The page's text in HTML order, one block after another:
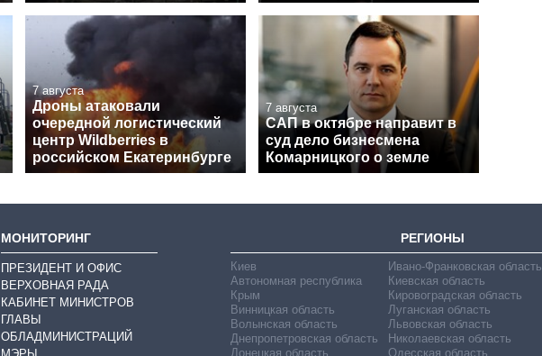
7 августа
Дроны атаковали
очередной логистический
центр Wildberries в
российском Екатеринбурге
7 августа
САП в октябре направит в
суд дело бизнесмена
Комарницкого о земле
МОНИТОРИНГ
ПРЕЗИДЕНТ И ОФИС
ВЕРХОВНАЯ РАДА
КАБИНЕТ МИНИСТРОВ
ГЛАВЫ
ОБЛАДМИНИСТРАЦИЙ
РЕГИОНЫ
Киев
Автономная республика
Крым
Винницкая область
Волынская область
Днепропетровская область
Донецкая область
Ивано-Франковская область
Киевская область
Кировоградская область
Луганская область
Львовская область
Николаевская область
Одесская область